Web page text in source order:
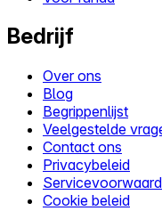
Bedrijf
Over ons
Blog
Begrippenlijst
Veelgestelde
Contact ons
Privacybeleid
Cookie beleid